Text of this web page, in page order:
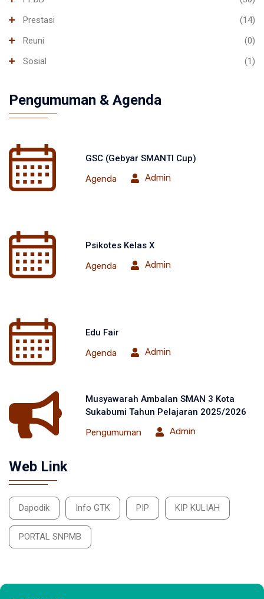
Prestasi
(14)
Reuni
(0)
Sosial
(1)
Pengumuman & Agenda
GSC (Gebyar SMANTI Cup)
Agenda
Admin
Psikotes Kelas X
Agenda
Admin
Edu Fair
Agenda
Admin
Musyawarah Ambalan SMAN 3 Kota
Sukabumi Tahun Pelajaran 2025/2026
Pengumuman
Admin
Web Link
Dapodik Info GTK PIP KIP KULIAH
PORTAL SNPMB